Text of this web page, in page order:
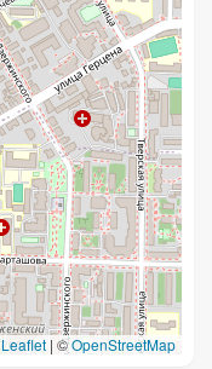
Leaflet | ©OpenStreetMap